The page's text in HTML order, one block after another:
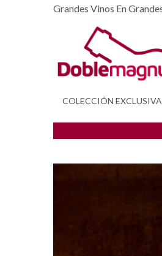
Grandes Vinos En
COLECCIÓN EXCLUSIVA